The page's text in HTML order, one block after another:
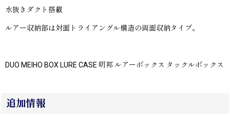
水抜きダクト搭載
ルアー収納部は対面トライアングル構造の両面収納タイプ。
DUO MEIHO BOX LURE CASE 明邦 ルアーボックス タックルボックス
追加情報